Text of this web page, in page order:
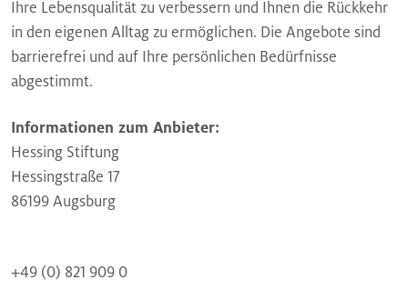
Ihre Lebensqualität zu verbessern und Ihnen die Rückkehr
in den eigenen Alltag zu ermöglichen. Die Angebote sind
barrierefrei und auf Ihre persönlichen Bedürfnisse
abgestimmt.
Informationen zum Anbieter:
Hessing Stiftung
Hessingstraße 17
86199 Augsburg
+49 (0) 821 909 0